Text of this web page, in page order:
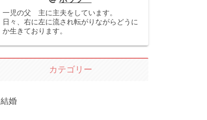
一児の父 主に主夫をしています。
日々、右に左に流され転がりながらどうに
か生きております。
カテゴリー
結婚